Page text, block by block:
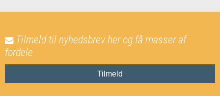
Tilmeld til nyhedsbrev her og få masser af
fordele
Tilmeld